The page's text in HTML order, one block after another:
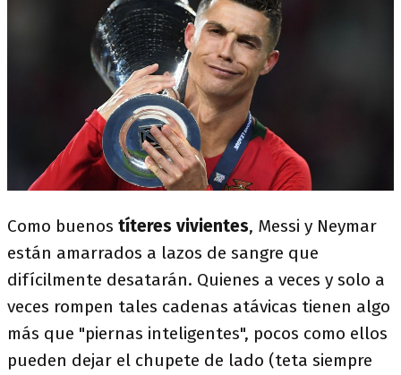
Como buenos títeres vivientes, Messi y Neymar
están amarrados a lazos de sangre que
difícilmente desatarán. Quienes a veces y solo a
veces rompen tales cadenas atávicas tienen algo
más que "piernas inteligentes", pocos como ellos
pueden dejar el chupete de lado (teta siempre